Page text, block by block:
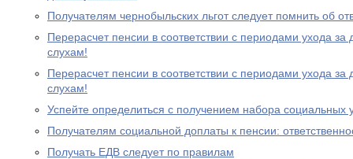
Получателям чернобыльских льгот следует помнить об
Перерасчет пенсии в соответствии с периодами ухода за
слухам!
Перерасчет пенсии в соответствии с периодами ухода за
слухам!
Успейте определиться с получением набора социальных
Получателям социальной доплаты к пенсии:
Получать ЕДВ следует по правилам